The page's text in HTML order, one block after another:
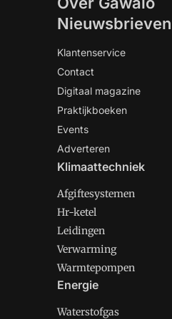
Nieuwsbrieven
Klantenservice
Contact
Digitaal magazine
Praktijkboeken
Events
Adverteren
Klimaattechniek
Afgiftesystemen
Hr-ketel
Leidingen
Verwarming
Warmtepompen
Energie
Waterstofgas